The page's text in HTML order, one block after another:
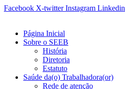
Ir
conteúdo
Facebook X-twitter Instagram Linkedin
Página Inicial
Sobre o SEEB
História
Diretoria
Estatuto
Saúde da(o) Trabalhadora(or)
Rede de atenção